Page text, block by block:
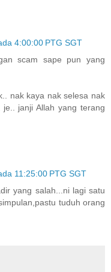
4:00:00 PTG SGT
scam sape pun yang
nak kaya nak selesa nak
janji Allah yang terang
11:25:00 PTG SGT
yang salah...ni lagi satu
tuduh orang